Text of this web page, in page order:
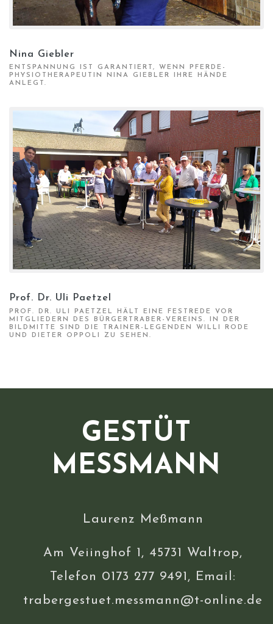
Nina Giebler
ENTSPANNUNG IST GARANTIERT, WENN PFERDE-
PHYSIOTHERAPEUTIN NINA GIEBLER IHRE HÄNDE
ANLEGT.
Prof. Dr. Uli Paetzel
PROF. DR. ULI PAETZEL HÄLT EINE FESTREDE VOR
MITGLIEDERN DES BÜRGERTRABER-VEREINS. IN DER
BILDMITTE SIND DIE TRAINER-LEGENDEN WILLI RODE
UND DIETER OPPOLI ZU SEHEN.
GESTÜT
MESSMANN
Laurenz Meßmann
Am Veiinghof 1, 45731 Waltrop,
Telefon 0173 277 9491, Email:
trabergestuet.messmann@t-online.de